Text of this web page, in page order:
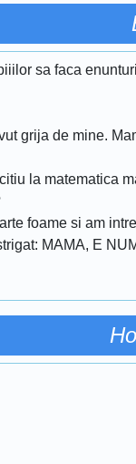
sa faca
grija de mine.
la matematica
foame si am
MAMA, E